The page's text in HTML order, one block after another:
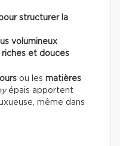
structurer la
volumineux
riches et douces
ou les matières
épais apportent
même dans